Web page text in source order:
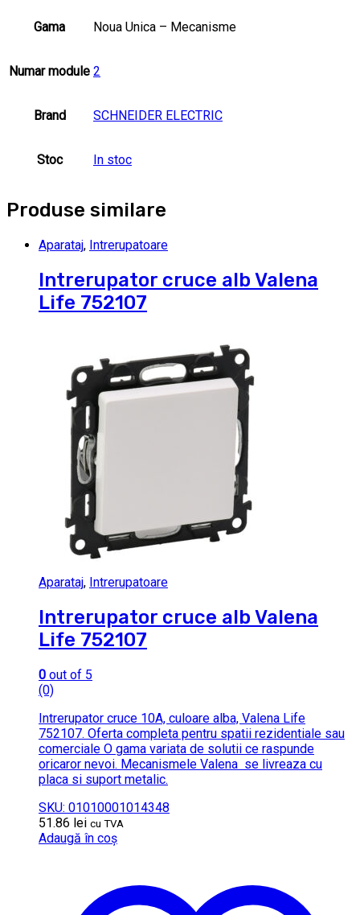
Gama Noua Unica – Mecanisme
Numar module 2
Brand SCHNEIDER ELECTRIC
Stoc In stoc
Produse similare
Aparataj, Intrerupatoare
Intrerupator cruce alb Valena
Life 752107
Aparataj, Intrerupatoare
Intrerupator cruce alb Valena
Life 752107
0 out of 5
(0)
Intrerupator cruce 10A, culoare alba, Valena Life
752107. Oferta completa pentru spatii rezidentiale sau
comerciale O gama variata de solutii ce raspunde
oricaror nevoi. Mecanismele Valena se livreaza cu
placa si suport metalic.
SKU: 01010001014348
51.86 lei cu TVA
Adaugă în coș